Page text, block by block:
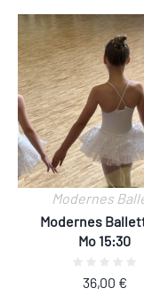
Modernes
Modernes
Mo 15:30
36,00 €